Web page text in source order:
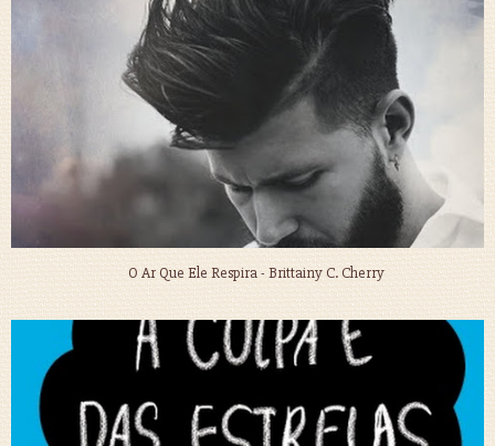
O Ar Que Ele Respira - Brittainy C. Cherry